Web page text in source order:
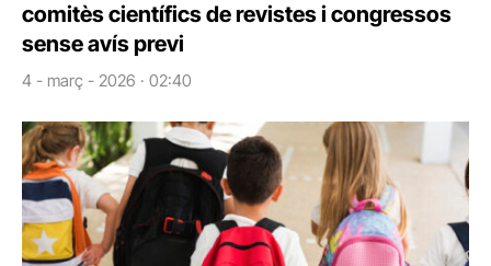
comitès científics de revistes i congressos
sense avís previ
4 - març - 2026 · 02:40